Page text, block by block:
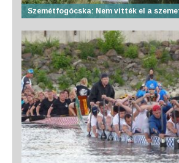
Szemétfogócska: Nem vitték el a